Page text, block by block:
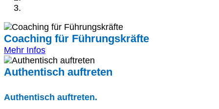
Coaching für Führungskräfte
Mehr Infos
Authentisch auftreten
Authentisch auftreten.